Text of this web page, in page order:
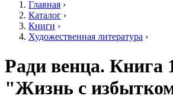
Главная ›
Каталог ›
Книги ›
Художественная литература ›
Ради венца. Книга
"Жизнь с